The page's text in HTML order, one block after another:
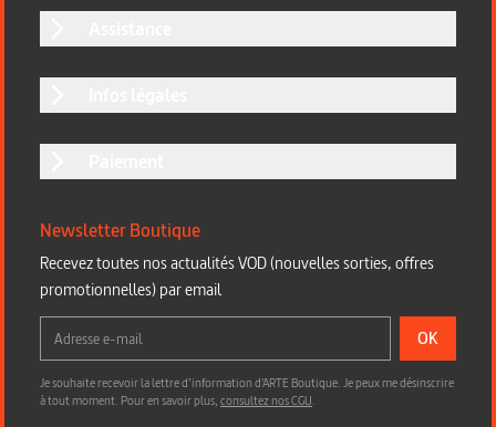
Newsletter Boutique
Recevez toutes nos actualités VOD (nouvelles sorties, offres
promotionnelles) par email
OK
Je souhaite recevoir la lettre d’information d'ARTE Boutique. Je peux me désinscrire
à tout moment. Pour en savoir plus,consultez nos CGU.